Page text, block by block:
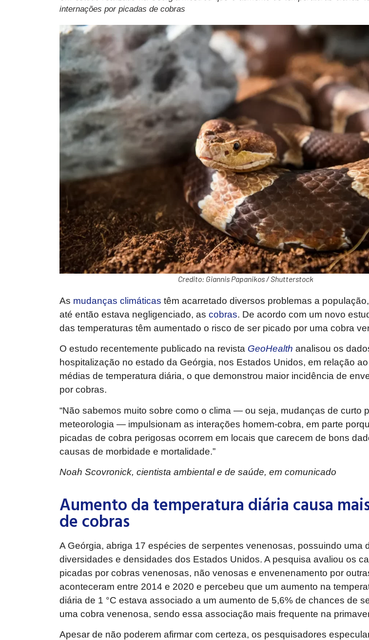
internações por picadas de cobras
Credito: Giannis Papanikos / Shutterstock
As mudanças climáticas têm acarretado diversos problemas a
até então estava negligenciado, as cobras. De acordo com um novo
das temperaturas têm aumentado o risco de ser picado por uma cobra
O estudo recentemente publicado na revista GeoHealth analisou os
hospitalização no estado da Geórgia, nos Estados Unidos, em relação
médias de temperatura diária, o que demonstrou maior incidência de
por cobras.
“Não sabemos muito sobre como o clima — ou seja, mudanças de curto
meteorologia — impulsionam as interações homem-cobra, em parte
picadas de cobra perigosas ocorrem em locais que carecem de bons
causas de morbidade e mortalidade.”
Noah Scovronick, cientista ambiental e de saúde, em comunicado
Aumento da temperatura diária causa
de cobras
A Geórgia, abriga 17 espécies de serpentes venenosas, possuindo uma
diversidades e densidades dos Estados Unidos. A pesquisa avaliou os
picadas por cobras venenosas, não venosas e envenenamento por
aconteceram entre 2014 e 2020 e percebeu que um aumento na
diária de 1 °C estava associado a um aumento de 5,6% de chances de
uma cobra venenosa, sendo essa associação mais frequente na
Apesar de não poderem afirmar com certeza, os pesquisadores